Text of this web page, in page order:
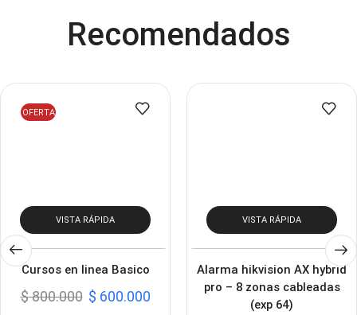
Recomendados
OFERTA
VISTA RÁPIDA
Cursos en linea Basico
$800.000 $ 600.000
VISTA RÁPIDA
Alarma hikvision AX hybrid
pro – 8 zonas cableadas
(exp 64)